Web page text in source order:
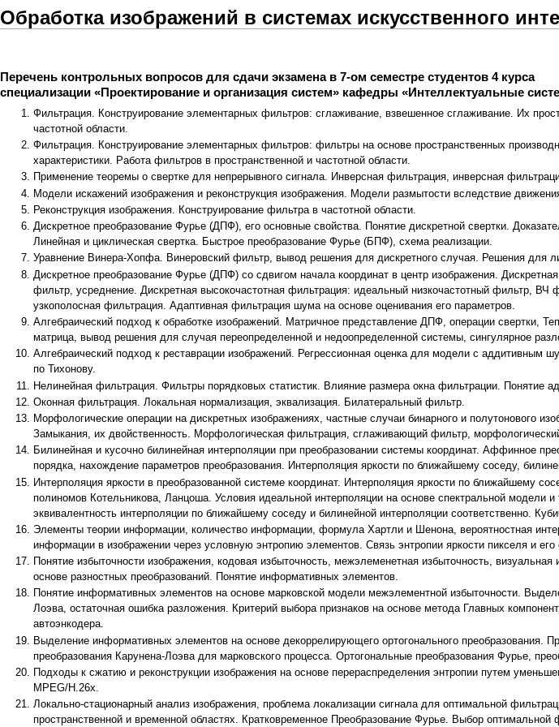
Обработка изображений в системах искусственного
Перечень контрольных вопросов для сдачи экзамена в 7-ом семестре студентов 4 курса
специализации «Проектирование и организация систем» кафедры «Интеллектуальные
Фильтрация. Конструирование элементарных фильтров: сглаживание, взвешенное сглаживание. Их
частотной области.
Фильтрация. Конструирование элементарных фильтров: фильтры на основе пространственных
характеристики. Работа фильтров в пространственной и частотной области.
Применение теоремы о свертке для непрерывного сигнала. Инверсная фильтрация, инверсная
Модели искажений изображения и реконструкция изображения. Модели размытости вследствие
Реконструкция изображения. Конструирование фильтра в частотной области.
Дискретное преобразование Фурье (ДПФ), его основные свойства. Понятие дискретной свертки.
Линейная и циклическая свертка. Быстрое преобразование Фурье (БПФ), схема реализации.
Уравнение Винера-Хопфа. Винеровский фильтр, вывод решения для дискретного случая. Решения
Дискретное преобразование Фурье (ДПФ) со сдвигом начала координат в центр изображения.
фильтр, усреднение. Дискретная высокочастотная фильтрация: идеальный низкочастотный фильтр,
узкополосная фильтрация. Адаптивная фильтрация шума на основе оценивания его параметров.
Алгебраический подход к обработке изображений. Матричное представление ДПФ, операции свертки,
матрица, вывод решения для случая переопределенной и недоопределенной системы, сингулярное
Алгебраический подход к реставрации изображений. Регрессионная оценка для модели с
по Тихонову.
Нелинейная фильтрация. Фильтры порядковых статистик. Влияние размера окна фильтрации. Понятие
Оконная фильтрация. Локальная нормализация, эквализация. Билатеральный фильтр.
Морфологические операции на дискретных изображениях, частные случаи бинарного и полутонового
Замыкания, их двойственность. Морфологическая фильтрация, сглаживающий фильтр,
Билинейная и кусочно билинейная интерполяции при преобразовании системы координат. Аффинное
порядка, нахождение параметров преобразования. Интерполяция яркости по ближайшему соседу,
Интерполяция яркости в преобразованной системе координат. Интерполяция яркости по ближайшему
полиномов Котельникова, Ланцоша. Условия идеальной интерполяции на основе спектральной
эквивалентность интерполяции по ближайшему соседу и билинейной интерполяции соответственно.
Элементы теории информации, количество информации, формула Хартли и Шенона, вероятностная
информации в изображении через условную энтропию элементов. Связь энтропии яркости пикселя и его
Понятие избыточности изображения, кодовая избыточность, межэлеменетная избыточность,
основе разностных преобразований. Понятие информативных элементов.
Понятие информативных элементов на основе марковской модели межэлементной избыточности.
Лоэва, остаточная ошибка разложения. Критерий выбора признаков на основе метода Главных
автоэнкодера.
Выделение информативных элементов на основе декоррелирующего ортогонального преобразования.
преобразования Карунена-Лоэва для марковского процесса. Ортогональные преобразования Фурье,
Подходы к сжатию и реконструкции изображения на основе перераспределения энтропии путем
MPEG/H.26x.
Локально-стационарный анализ изображения, проблема локализации сигнала для оптимальной
пространственной и временной областях. Кратковременное Преобразование Фурье. Выбор оптимальной